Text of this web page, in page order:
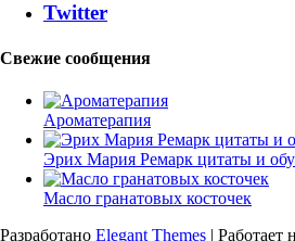
Twitter
Свежие сообщения
Ароматерапия
Эрих Мария Ремарк цитаты и
Масло гранатовых косточек
Разработано Elegant Themes | Работает